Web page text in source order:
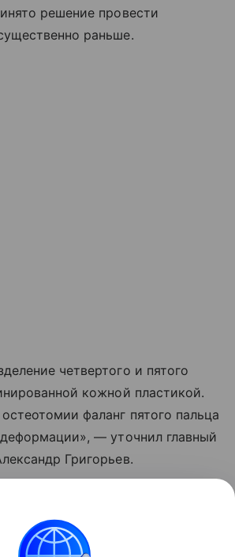
решение провести
раньше.
четвертого и пятого
кожной пластикой.
фаланг пятого пальца
— уточнил главный
Григорьев.
ему предстоит еще одно